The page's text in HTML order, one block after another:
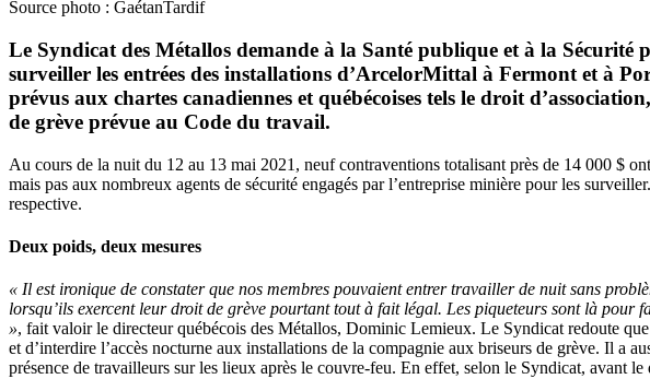
Source photo : GaétanTardif
Le Syndicat des Métallos demande à la Santé publique et à la
surveiller les entrées des installations d’ArcelorMittal à Fermont et à
prévus aux chartes canadiennes et québécoises tels le droit
de grève prévue au Code du travail.
Au cours de la nuit du 12 au 13 mai 2021, neuf contraventions totalisant près de 14 000 $
mais pas aux nombreux agents de sécurité engagés par l’entreprise minière pour les
respective.
Deux poids, deux mesures
« Il est ironique de constater que nos membres pouvaient entrer travailler de nuit sans
lorsqu’ils exercent leur droit de grève pourtant tout à fait légal. Les piqueteurs sont là pour
», fait valoir le directeur québécois des Métallos, Dominic Lemieux. Le Syndicat redoute
et d’interdire l’accès nocturne aux installations de la compagnie aux briseurs de grève. Il a
présence de travailleurs sur les lieux après le couvre-feu. En effet, selon le Syndicat, avant